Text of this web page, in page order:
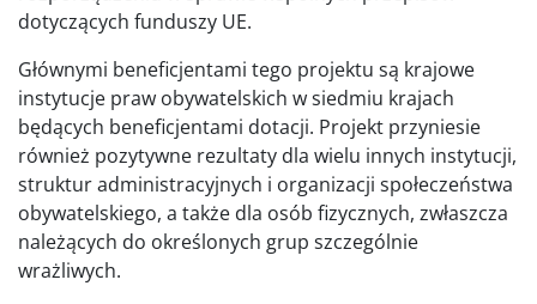
dotyczących funduszy UE.
Głównymi beneficjentami tego projektu są krajowe
instytucje praw obywatelskich w siedmiu krajach
będących beneficjentami dotacji. Projekt przyniesie
również pozytywne rezultaty dla wielu innych instytucji,
struktur administracyjnych i organizacji społeczeństwa
obywatelskiego, a także dla osób fizycznych, zwłaszcza
należących do określonych grup szczególnie
wrażliwych.